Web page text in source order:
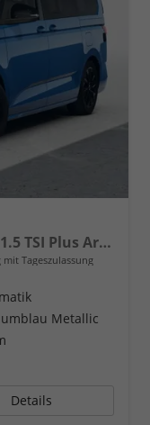
Beach Tour eHybrid 4MOTION 1.5 TSI Plus ArtVelour
mit Tageszulassung
Metallic
Details